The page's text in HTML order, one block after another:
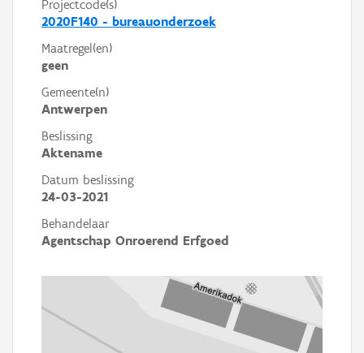
Projectcode(s)
2020F140 - bureauonderzoek
Maatregel(en)
geen
Gemeente(n)
Antwerpen
Beslissing
Aktename
Datum beslissing
24-03-2021
Behandelaar
Agentschap Onroerend Erfgoed